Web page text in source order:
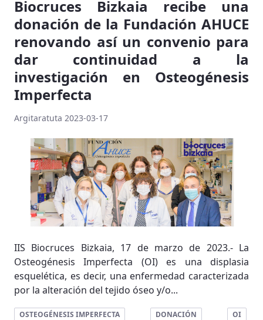
Biocruces Bizkaia recibe una
donación de la Fundación AHUCE
renovando así un convenio para
dar continuidad a la
investigación en Osteogénesis
Imperfecta
Argitaratuta 2023-03-17
IIS Biocruces Bizkaia, 17 de marzo de 2023.- La
Osteogénesis Imperfecta (OI) es una displasia
esquelética, es decir, una enfermedad caracterizada
por la alteración del tejido óseo y/o...
OSTEOGÉNESIS IMPERFECTA DONACIÓN
OI